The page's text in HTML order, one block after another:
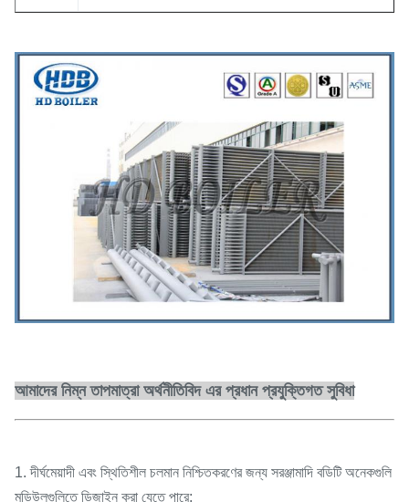
আমাদের নিম্ন তাপমাত্রা অর্থনীতিবিদ এর প্রধান প্রযুক্তিগত সুবিধা
1. দীর্ঘমেয়াদী এবং স্থিতিশীল চলমান নিশ্চিতকরণের জন্য সরঞ্জামাদি বডিটি অনেকগুলি
মডিউলগুলিতে ডিজাইন করা যেতে পারে;